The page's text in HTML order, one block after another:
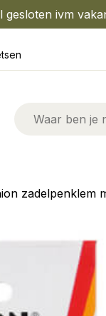
gesloten ivm
zadelpenklem